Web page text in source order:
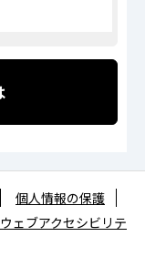
個人情報の保護
ウェブアクセシビリテ